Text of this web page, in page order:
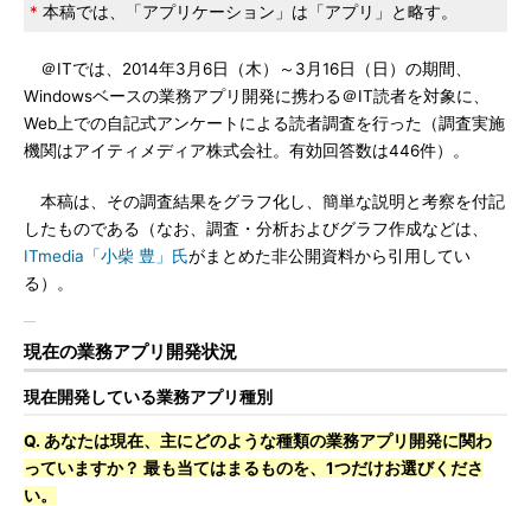
* 本稿では、「アプリケーション」は「アプリ」と略す。
＠ITでは、2014年3月6日（木）～3月16日（日）の期間、
Windowsベースの業務アプリ開発に携わる＠IT読者を対象に、
Web上での自記式アンケートによる読者調査を行った（調査実施
機関はアイティメディア株式会社。有効回答数は446件）。
本稿は、その調査結果をグラフ化し、簡単な説明と考察を付記
したものである（なお、調査・分析およびグラフ作成などは、
ITmedia「小柴 豊」氏がまとめた非公開資料から引用してい
る）。
現在の業務アプリ開発状況
現在開発している業務アプリ種別
Q. あなたは現在、主にどのような種類の業務アプリ開発に関わ
っていますか？ 最も当てはまるものを、1つだけお選びくださ
い。